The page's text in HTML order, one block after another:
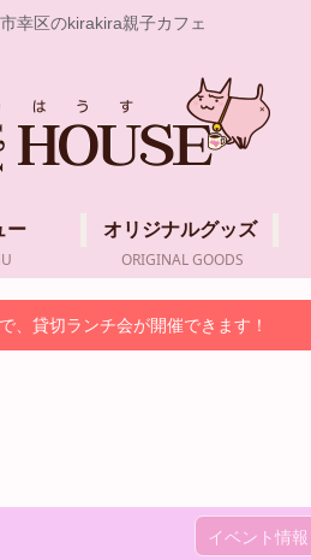
幸区のkirakira親子カフェ
ー
オリジナルグッズ
ORIGINAL GOODS
、貸切ランチ会が開催できます！
イベント情報